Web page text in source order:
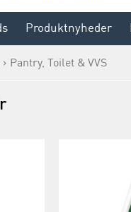
Produktnyheder
Pantry, Toilet & VVS